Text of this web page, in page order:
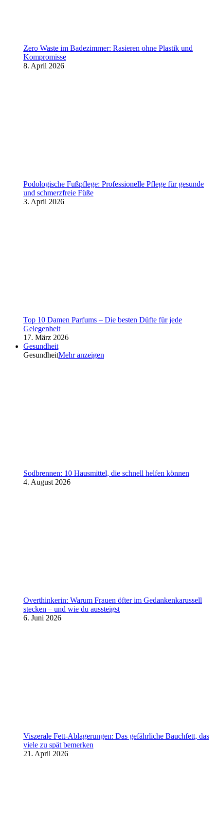
Zero Waste im Badezimmer: Rasieren ohne Plastik und
Kompromisse
8. April 2026
Podologische Fußpflege: Professionelle Pflege für gesunde
und schmerzfreie Füße
3. April 2026
Top 10 Damen Parfums – Die besten Düfte für jede
Gelegenheit
17. März 2026
Gesundheit
GesundheitMehr anzeigen
Sodbrennen: 10 Hausmittel, die schnell helfen können
4. August 2026
Overthinkerin: Warum Frauen öfter im Gedankenkarussell
stecken – und wie du aussteigst
6. Juni 2026
Viszerale Fett-Ablagerungen: Das gefährliche Bauchfett, das
viele zu spät bemerken
21. April 2026